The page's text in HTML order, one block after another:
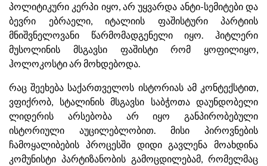
პოლიტიკური კერპი იყო, არ უყვარდა ანტი-სემიტები და
ბევრი ებრაელი, იტალიის ფაშისტური პარტიის
მნიშვნელოვანი წარმომადგენელი იყო. ჰიტლერი
მუსოლინის მსგავსი ფაშისტი რომ ყოფილიყო,
ჰოლოკოსტი არ მოხდებოდა.
რაც შეეხება საქართველოს ისტორიას ამ კონტექსტით,
ვფიქრობ, სტალინის მსგავსი საბჭოთა დაუნდობელი
ლიდერის არსებობა არ იყო განპირობებული
ისტორიული აუცილებლობით. მისი პიროვნების
ჩამოყალიბების პროცესში დიდი გავლენა მოახდინა
კომუნისტი პარტიზანობის გამოცდილებამ, რომელმაც